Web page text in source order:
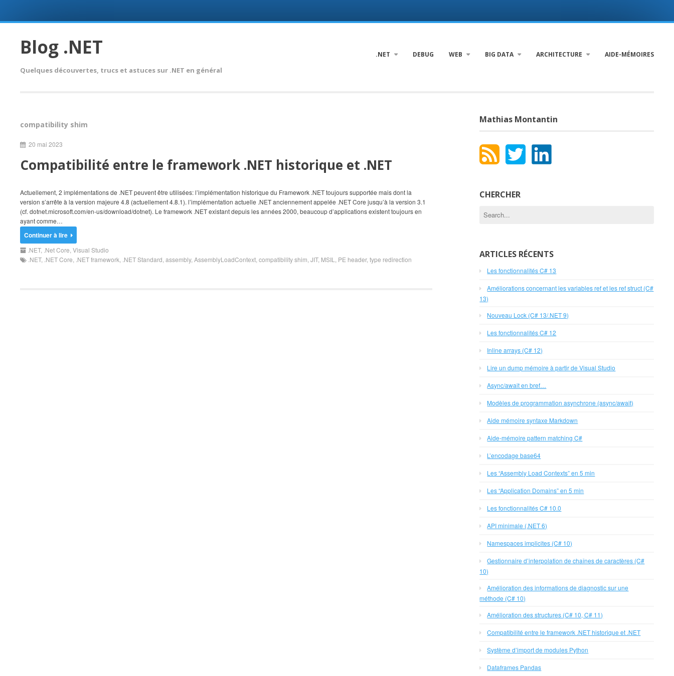
to
content
Blog .NET
Quelques découvertes, trucs et astuces sur .NET en général
.NET DEBUG WEB BIG DATA ARCHITECTURE AIDE-MÉMOIRES
compatibility shim
20 mai 2023
Compatibilité entre le framework .NET historique et .NET
Actuellement, 2 implémentations de .NET peuvent être utilisées: l’implémentation historique du Framework .NET toujours supportée mais dont la
version s’arrête à la version majeure 4.8 (actuellement 4.8.1). l’implémentation actuelle .NET anciennement appelée .NET Core jusqu’à la version 3.1
(cf. dotnet.microsoft.com/en-us/download/dotnet). Le framework .NET existant depuis les années 2000, beaucoup d’applications existent toujours en
ayant comme…
Continuer à lire
.NET, .Net Core Visual Studio
.NET, .NET Core .NET framework .NET Standard assembly, AssemblyLoadContext compatibility shim JIT, MSIL PE header, type redirection
Mathias Montantin
CHERCHER
Search
for:
ARTICLES RÉCENTS
Les fonctionnalités C# 13
Améliorations concernant les variables ref et les ref struct (C#
13)
Nouveau Lock (C# 13/.NET 9)
Les fonctionnalités C# 12
Inline arrays (C# 12)
Lire un dump mémoire à partir de Visual Studio
Async/await en bref…
Modèles de programmation asynchrone (async/await)
Aide mémoire syntaxe Markdown
Aide-mémoire pattern matching C#
L’encodage base64
Les “Assembly Load Contexts” en 5 min
Les “Application Domains” en 5 min
Les fonctionnalités C# 10.0
API minimale (.NET 6)
Namespaces implicites (C# 10)
Gestionnaire d’interpolation de chaînes de caractères (C#
10)
Amélioration des informations de diagnostic sur une
méthode (C# 10)
Amélioration des structures (C# 10, C# 11)
Compatibilité entre le framework .NET historique et .NET
Système d’import de modules Python
Dataframes Pandas